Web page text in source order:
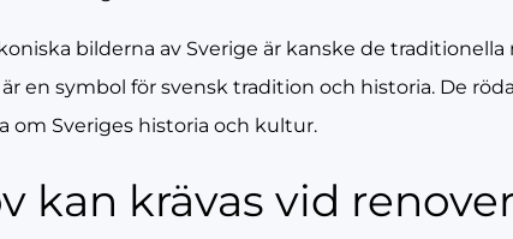
bilderna av Sverige är kanske de
en symbol för svensk tradition och historia. De
om Sveriges historia och kultur.
kan krävas vid